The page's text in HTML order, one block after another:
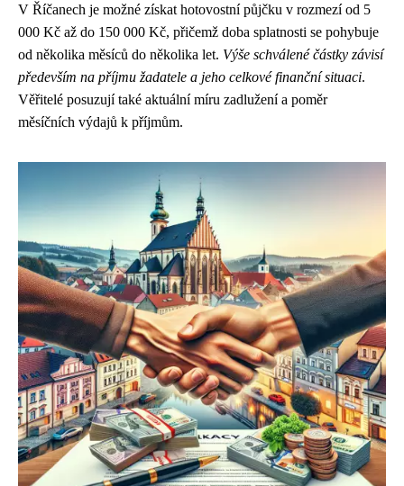
V Říčanech je možné získat hotovostní půjčku v rozmezí od 5
000 Kč až do 150 000 Kč, přičemž doba splatnosti se pohybuje
od několika měsíců do několika let. Výše schválené částky závisí
především na příjmu žadatele a jeho celkové finanční situaci.
Věřitelé posuzují také aktuální míru zadlužení a poměr
měsíčních výdajů k příjmům.